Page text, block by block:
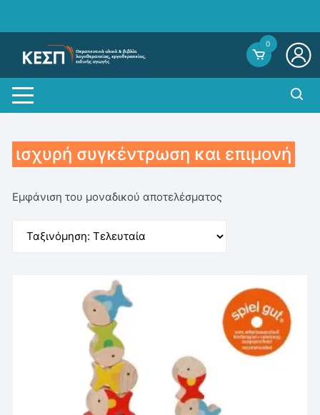
0
ισχυρή συγκέντρωση και επιμονή
Εμφάνιση του μοναδικού αποτελέσματος